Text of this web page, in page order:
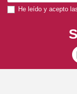
Pienso Seco
He leído y acepto